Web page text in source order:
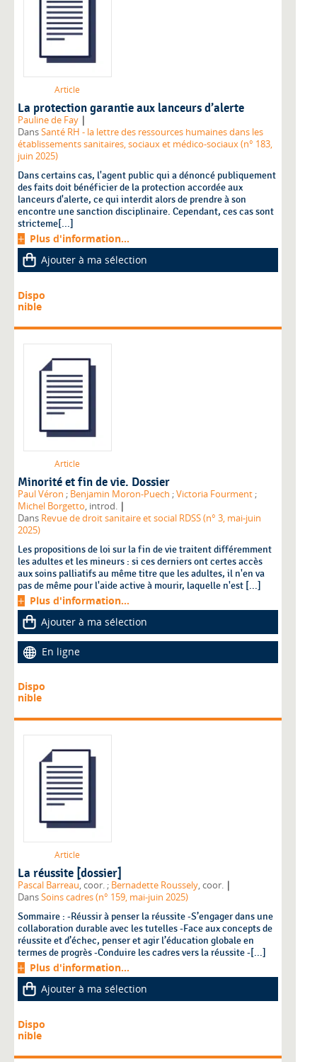
Article
La protection garantie aux lanceurs d’alerte
Pauline de Fay |
DansSanté RH - la lettre des ressources humaines dans les
établissements sanitaires, sociaux et médico-sociaux (n° 183,
juin 2025)
Dans certains cas, l'agent public qui a dénoncé publiquement
des faits doit bénéficier de la protection accordée aux
lanceurs d'alerte, ce qui interdit alors de prendre à son
encontre une sanction disciplinaire. Cependant, ces cas sont
stricteme[...]
Plus d'information...
Ajouter à ma sélection
Dispo
nible
Article
Minorité et fin de vie. Dossier
Paul Véron ; Benjamin Moron-Puech ;Victoria Fourment;
Michel Borgetto, introd. |
Dans Revue de droit sanitaire et social RDSS (n° 3, mai-juin
2025)
Les propositions de loi sur la fin de vie traitent différemment
les adultes et les mineurs : si ces derniers ont certes accès
aux soins palliatifs au même titre que les adultes, il n'en va
pas de même pour l'aide active à mourir, laquelle n'est [...]
Plus d'information...
Ajouter à ma sélection
En ligne
Dispo
nible
Article
La réussite [dossier]
Pascal Barreau , coor. ; Bernadette Roussely, coor. |
DansSoins cadres (n° 159, mai-juin 2025)
Sommaire : -Réussir à penser la réussite -S’engager dans une
collaboration durable avec les tutelles -Face aux concepts de
réussite et d’échec, penser et agir l’éducation globale en
termes de progrès -Conduire les cadres vers la réussite -[...]
Plus d'information...
Ajouter à ma sélection
Dispo
nible